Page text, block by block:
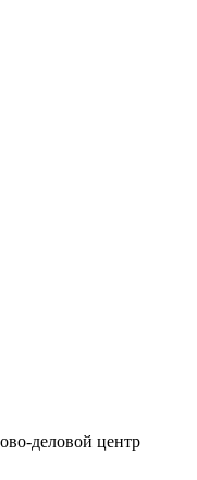
деловой центр